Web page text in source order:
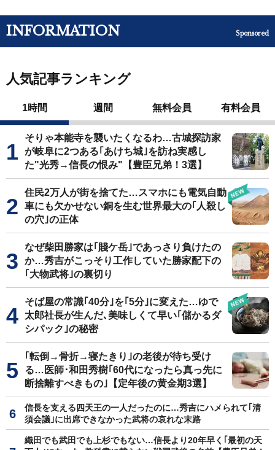
INFORMATION Sponsored
人気記事ランキング
1時間 週間 無料会員 有料会員
そりゃ本能寺を襲いたくなるわ…古城探訪家
が岐阜に2つある｢あけち城｣を訪ね実感し
た"光秀→信長の恨み"【豊臣兄弟！3選】
住民2万人が街を捨てた…スマホにも電気自動
車にも欠かせない銅を生む世界最大の｢人殺し
の穴｣の正体
なぜ柴田勝家は｢賤ケ岳｣であっさり負けたの
か…秀吉がこっそり工作していた勝家配下の
｢大物武将｣の裏切り
そば屋の常識｢40分｣を｢5分｣に変えた…ゆで
太郎社長が生んだ､美味しくて早い｢儲かるダ
シパック｣の秘密
｢転倒→骨折→寝たきり｣の老後が待ち受け
る…医師･和田秀樹｢60代になったら真っ先に
断捨離すべきもの｣【定年後の黄金期3選】
信長を支える四天王の一人だったのに…秀吉にハメられて｢清
須会議｣に出席できなかった武将の哀れな末路
織田でも武田でも上杉でもない…信長より20年早く｢最初の天